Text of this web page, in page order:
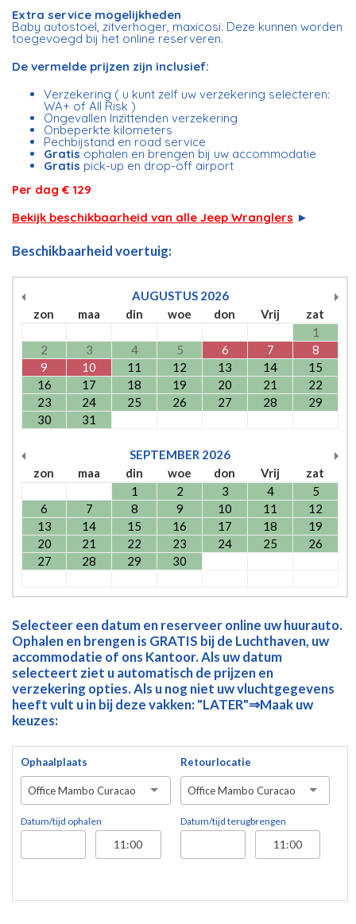
Extra service mogelijkheden
Baby autostoel, zitverhoger, maxicosi. Deze kunnen worden
toegevoegd bij het online reserveren.
De vermelde prijzen zijn inclusief:
Verzekering ( u kunt zelf uw verzekering selecteren:
WA+ of All Risk )
Ongevallen Inzittenden verzekering
Onbeperkte kilometers
Pechbijstand en road service
Gratisophalen en brengen bij uw accommodatie
Gratis pick-up en drop-off airport
Per dag € 129
Bekijk beschikbaarheid van alle Jeep Wranglers ►
Beschikbaarheid voertuig:
AUGUSTUS 2026
zon
maa din woe don Vrij
zat
1
2
3 4 5 6 7
8
9
10 11 12 13 14
15
16
17 18 19 20 21
22
23
24 25 26 27 28
29
30
31
SEPTEMBER 2026
zon
maa din woe don Vrij
zat
1
2 3 4
5
6
7 8 9 10 11
12
13
14 15 16 17 18
19
20
21 22 23 24 25
26
27
28 29 30
Selecteer een datum en reserveer online uw huurauto.
Ophalen en brengen is GRATIS bij de Luchthaven, uw
accommodatie of ons Kantoor. Als uw datum
selecteert ziet u automatisch de prijzen en
verzekering opties. Als u nog niet uw vluchtgegevens
heeft vult u in bij deze vakken: "LATER"⇒Maak uw
keuzes:
Ophaalplaats
Office Mambo Curacao
Datum/tijd ophalen
Retourlocatie
Office Mambo Curacao
Datum/tijd terugbrengen